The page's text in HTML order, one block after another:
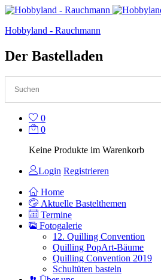
Hobbyland - Rauchmann
Der Bastelladen
0
0
Keine Produkte im Warenkorb
Login Registrieren
Home
Aktuelle Bastelthemen
Termine
Fotogalerie
12. Quilling Convention
Quilling PopArt-Bäume
Quilling Convention 2019
Schultüten basteln